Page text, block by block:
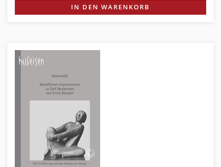
IN DEN WARENKORB